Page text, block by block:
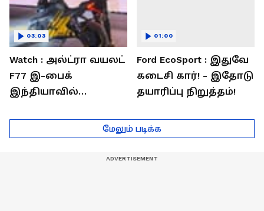
Watch : அல்ட்ரா வயலட்
F77 இ-பைக்
இந்தியாவில்
சார்ஜில் 307கி.மீ
பயணம்!
03:03
Ford EcoSport : இதுவே
கடைசி கார்! - இதோடு
தயாரிப்பு நிறுத்தம்!
01:00
மேலும் படிக்க